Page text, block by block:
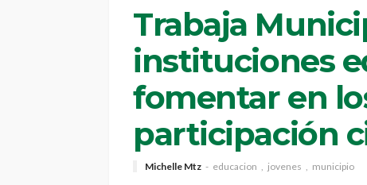
Trabaja
instituciones
fomentar en
participación
Michelle Mtz educacion jovenes municipio